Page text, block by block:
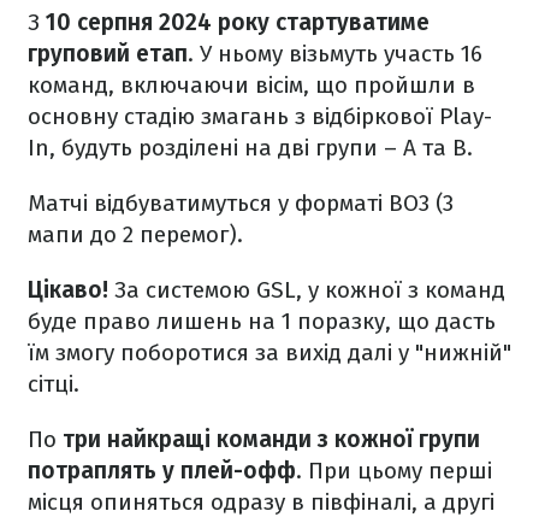
З 10 серпня 2024 року стартуватиме
груповий етап. У ньому візьмуть участь 16
команд, включаючи вісім, що пройшли в
основну стадію змагань з відбіркової Play-
In, будуть розділені на дві групи – A та B.
Матчі відбуватимуться у форматі BO3 (3
мапи до 2 перемог).
Цікаво! За системою GSL, у кожної з команд
буде право лишень на 1 поразку, що дасть
їм змогу поборотися за вихід далі у "нижній"
сітці.
По три найкращі команди з кожної групи
потраплять у плей-офф. При цьому перші
місця опиняться одразу в півфіналі, а другі